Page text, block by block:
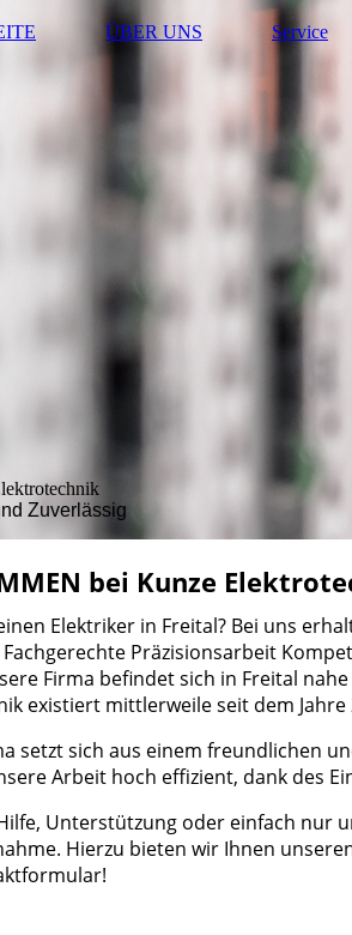
ÜBER UNS Service
Zuverlässig
bei Kunze
Elektriker in Freital? Bei uns
Präzisionsarbeit
Firma befindet sich in Freital
existiert mittlerweile seit dem Jahre
setzt sich aus einem freundlichen
Arbeit hoch effizient, dank des
Unterstützung oder einfach nur
Hierzu bieten wir Ihnen